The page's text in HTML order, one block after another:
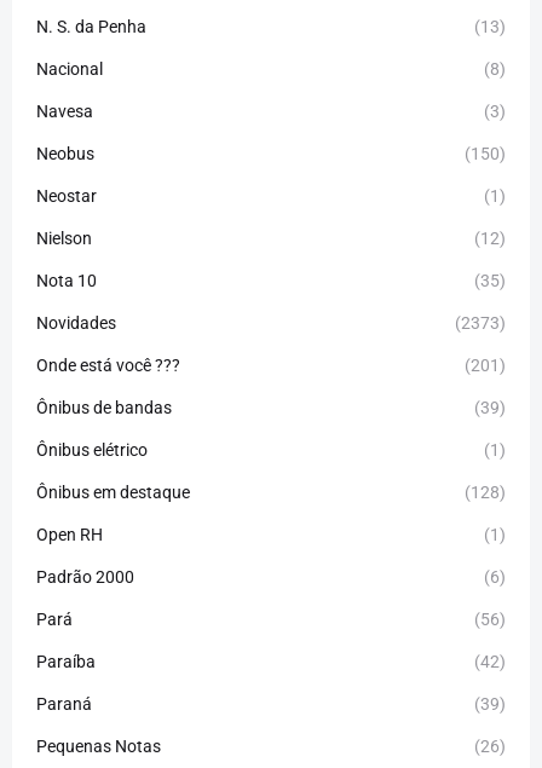
N. S. da Penha (13)
Nacional (8)
Navesa (3)
Neobus (150)
Neostar (1)
Nielson (12)
Nota 10 (35)
Novidades (2373)
Onde está você ??? (201)
Ônibus de bandas (39)
Ônibus elétrico (1)
Ônibus em destaque (128)
Open RH (1)
Padrão 2000 (6)
Pará (56)
Paraíba (42)
Paraná (39)
Pequenas Notas (26)